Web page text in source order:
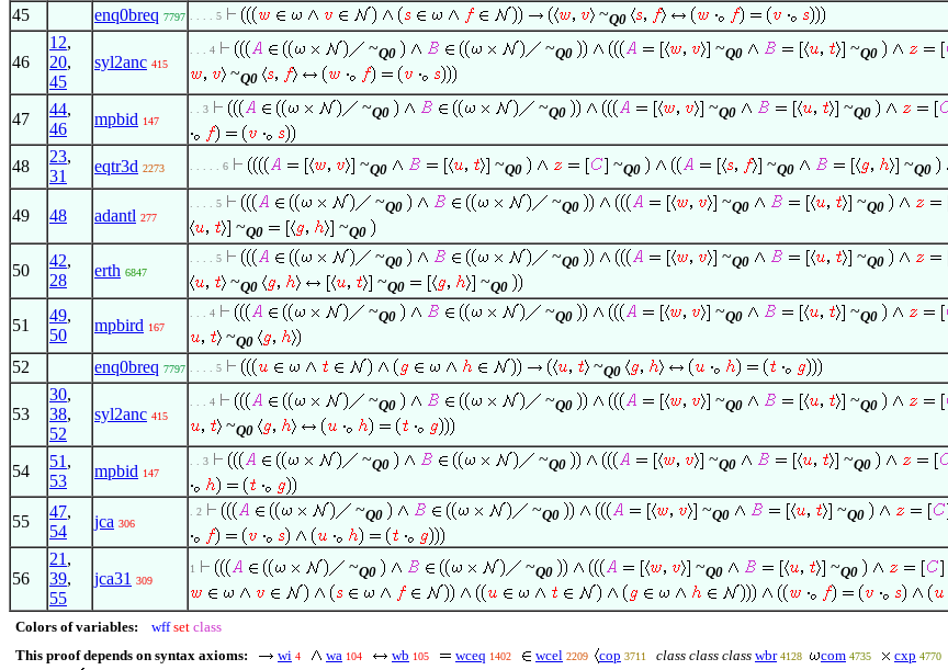
45 enq0breq 7797 . . . . 5 ~Q0
46
12,
20,
45
syl2anc 415
. . . 4 ~Q0 ~Q0 ~Q0 ~Q0
~Q0
47
44,
46
mpbid 147
. . 3 ~Q0 ~Q0 ~Q0 ~Q0
48
23,
31
eqtr3d 2273 . . . . . 6 ~Q0 ~Q0 ~Q0 ~Q0 ~Q0
49 48 adantl 277
. . . . 5 ~Q0 ~Q0 ~Q0 ~Q0
~Q0 ~Q0
50
42,
28
erth 6847
. . . . 5 ~Q0 ~Q0 ~Q0 ~Q0
~Q0 ~Q0 ~Q0
51
49,
50
mpbird 167
. . . 4 ~Q0 ~Q0 ~Q0 ~Q0
~Q0
52 enq0breq 7797 . . . . 5 ~Q0
53
30,
38,
52
syl2anc 415
. . . 4 ~Q0 ~Q0 ~Q0 ~Q0
~Q0
54
51 ,
53
mpbid 147
. . 3 ~Q0 ~Q0 ~Q0 ~Q0
55
47,
54
jca 306
. 2 ~Q0 ~Q0 ~Q0 ~Q0
56
21 ,
39,
55
jca31 309
1 ~Q0 ~Q0 ~Q0 ~Q0
Colors of variables: wff set class
This proof depends on syntax axioms:
wi 4 wa 104 wb 105 wceq 1402 wcel 2209 cop 3711 class class class wbr 4128 com 4735 cxp 4770